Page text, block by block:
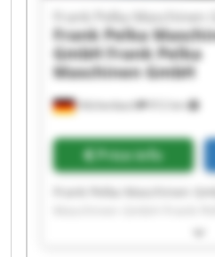
Hilchenbach 912 km
Frank Pelka Maschinen
Frank Pelka
GmbHFrank Pelka
Maschinen GmbH
Price info
Frank Pelka Maschinen